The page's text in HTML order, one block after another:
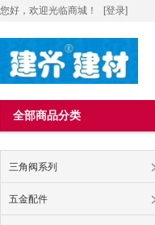
您好，欢迎光临商城！ [登录]
全部商品分类
三角阀系列
五金配件